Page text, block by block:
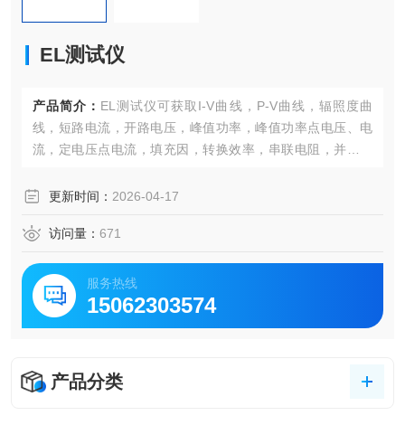
EL测试仪
产品简介： EL测试仪可获取I-V曲线，P-V曲线，辐照度曲
线，短路电流，开路电压，峰值功率，峰值功率点电压、电
流，定电压点电流，填充因，转换效率，串联电阻，并联电
更新时间： 2026-04-17
访问量： 671
服务热线
15062303574
产品分类